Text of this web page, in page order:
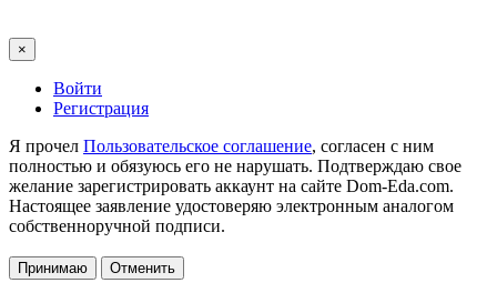
×
Войти
Регистрация
Я прочел Пользовательское соглашение, согласен с ним
полностью и обязуюсь его не нарушать. Подтверждаю свое
желание зарегистрировать аккаунт на сайте Dom-Eda.com.
Настоящее заявление удостоверяю электронным аналогом
собственноручной подписи.
Принимаю Отменить